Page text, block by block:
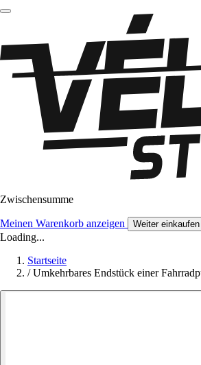
Zwischensumme
Meinen Warenkorb anzeigen Weiter einkaufen
Loading...
Startseite
/ Umkehrbares Endstück einer